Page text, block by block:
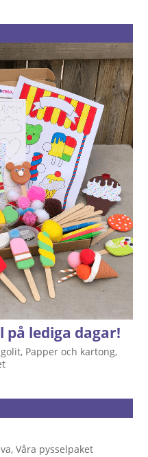
på lediga dagar!
, Papper och kartong,
,Våra pysselpaket